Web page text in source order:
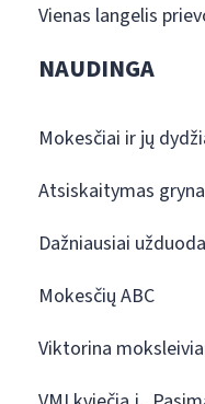
Vienas langelis
NAUDINGA
Mokesčiai ir jų
Atsiskaitymas
Dažniausiai
Mokesčių ABC
Viktorina